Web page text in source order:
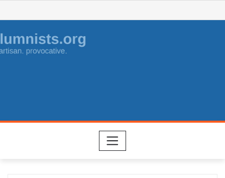
to
content